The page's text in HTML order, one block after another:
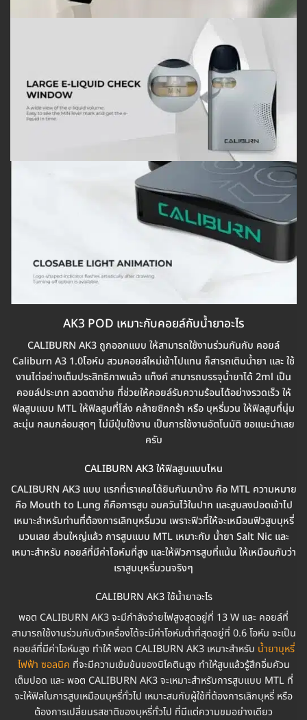
AK3 POD เหมาะกับคอยล์กับน้ำยาอะไร
CALIBURN AK3 ถูกออกแบบ ให้สามารถใช้งานร่วมกันกับ คอยล์
Caliburn A3 1.0โอห์ม สวมคอยล์ใหม่เข้าไปแทน ก็สารถเติมน้ำยา และ ใช้
งานได่อย่างเต็มประสิทธิภาพแล้ว แท็งค์ สามารถบรรจุน้ำยาได้ 2ml เป็น
คอยล์ประเภท ลวดตาข่าย ที่ช่วยให้คอยล์รับความร้อนได้อย่างรวดเร็ว ให้
ฟิลสูบแบบ MTL ให้ฟิลสูบที่โล่ง คล้ายซิกกร้า หรือ บุหรี่มวน ให้ฟิลสูบที่นุ่ม
ละมุ่น กลมกล่อมสุดๆ ไม่มีปุ่มใช้งาน เป็นการใช้งานอัตโนมัติ ขอแนะนำเลย
ครับ
CALIBURN AK3 ให้ฟิลสูบแบบไหน
CALIBURN AK3 แบบ แรกที่เราเคยได้ยินกันมาบ้าง คือ MTL ความหมาย
คือ Mouth to Lung ก็คือการสูบ อมควันไว้ในปาก และสูบลงปอดเข้าไป
เหมาะสำหรับท่านที่ต้องการเลิกบุหรี่มวน เพราะฟิวที่ให้จะเหมือนฟิวสูบบุหรี่
มวนเลย ส่วนใหญ่แล้ว การสูบแบบ MTL เหมาะกับ น้ำยา Salt Nic และ
เหมาะสำหรับ คอยล์ที่มีค่าโอห์มที่สูง และให้ฟิวการสูบที่แน้น ให้เหมือนกับว่า
เราสูบบุหรี่มวนจริงๆ
CALIBURN AK3 ใช้น้ำยาอะไร
พอต CALIBURN AK3 จะมีกำลังจ่ายไฟสูงสุดอยู่ที่ 13 W และ คอยล์ที่
สามารถใช้งานร่วมกับตัวเครื่องได้จะมีค่าโอห์มต่ำที่สุดอยู่ที่ 0.6 โอห์ม จะเป็น
คอยล์ที่มีค่าโอห์มสูง ทำให้ พอต CALIBURN AK3 เหมาะสำหรับ น้ำยาบุหรี่
ไฟฟ้า ซอลนิค ที่จะมีความเข้มข้นของนิโคตินสูง ทำให้สูบแล้วรู้สึกอิ่มคัวน
เต็มปอด และ พอต CALIBURN AK3 จะเหมาะสำหรับการสูบแบบ MTL ที่
จะให้ฟิลในการสูบเหมือนบุหรี่ทั่วไป เหมาะสมกับผู้ใช้ที่ต้องการเลิกบุหรี่ หรือ
ต้องการเปลี่ยนรสชาติของบุหรี่ทั่วไป ที่มีแต่ความขมอย่างเดียว